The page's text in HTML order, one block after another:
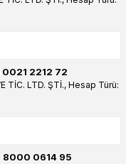
2212 72
TİC. LTD. ŞTİ., Hesap Türü:
8000 0614 95